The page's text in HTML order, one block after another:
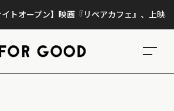
ン】映画『リペアカフェ』、上映300回の先